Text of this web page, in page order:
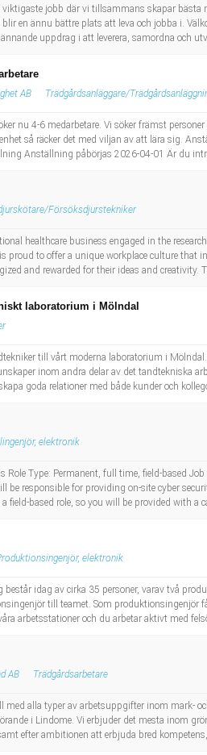
viktigaste jobb där vi tillsammans skapar
en ännu bättre plats att leva och jobba i.
uppdrag i att leverera, samordna och
AB Trädgårdsanläggare/
nu 4-6 medarbetare. Vi söker främst
så räcker det med viljan av att lära sig.
Anställning påbörjas 2026-04-01 Är du
Försöksdjurstekniker
healthcare business engaged in the
proud to offer a unique workplace culture that
and rewarded for their ideas and creativity.
laboratorium i Mölndal
till vårt moderna laboratorium i
inom andra delar av det tandtekniska
goda relationer med både kunder och
elektronik
Type: Permanent, full time, field-based
be responsible for providing on-site cyber
field-based role, so you will be provided with a
elektronik
består idag av cirka 35 personer, varav två
till teamet. Som produktionsingenjör
arbetsstationer och du arbetar aktivt med
AB Trädgårdsarbetare
med alla typer av arbetsuppgifter inom mark-
i Lindome. Vi erbjuder det mesta inom
efter ambitionen att erbjuda bred